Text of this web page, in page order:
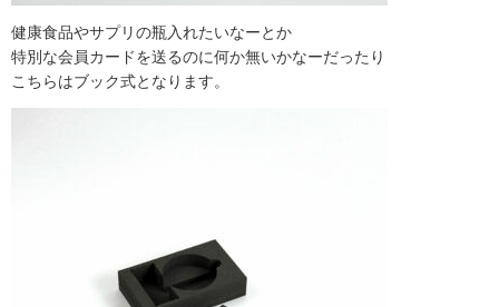
健康食品やサプリの瓶入れたいなーとか
特別な会員カードを送るのに何か無いかなーだったり
こちらはブック式となります。